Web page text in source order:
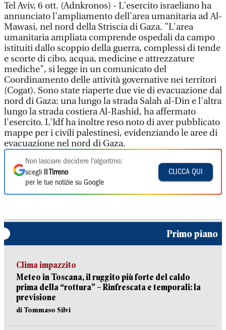
Tel Aviv, 6 ott. (Adnkronos) - L'esercito israeliano ha
annunciato l'ampliamento dell'area umanitaria ad Al-
Mawasi, nel nord della Striscia di Gaza. "L'area
umanitaria ampliata comprende ospedali da campo
istituiti dallo scoppio della guerra, complessi di tende
e scorte di cibo, acqua, medicine e attrezzature
mediche", si legge in un comunicato del
Coordinamento delle attività governative nei territori
(Cogat). Sono state riaperte due vie di evacuazione dal
nord di Gaza: una lungo la strada Salah al-Din e l'altra
lungo la strada costiera Al-Rashid, ha affermato
l'esercito. L'Idf ha inoltre reso noto di aver pubblicato
mappe per i civili palestinesi, evidenziando le aree di
evacuazione nel nord di Gaza.
Non lasciare decidere l'algoritmo:
scegli
Il Tirreno
per le tue notizie su Google
CLICCA QUI
Primo piano
Clima impazzito
Meteo in Toscana, il ruggito più forte del caldo
prima della “rottura” – Rinfrescata e temporali: la
previsione
di Tommaso Silvi